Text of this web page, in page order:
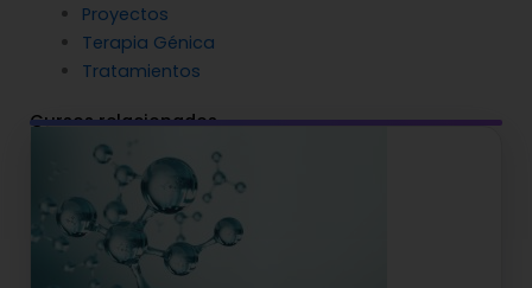
Proyectos
Terapia Génica
Tratamientos
Cursos relacionados